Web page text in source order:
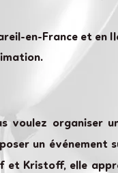
en-France et en
voulez organiser
un événement
et Kristoff, elle